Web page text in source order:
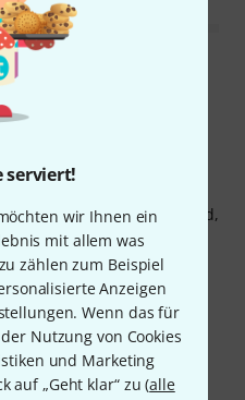
serviert!
wir Ihnen ein
mit allem was
zählen zum Beispiel
Anzeigen
Wenn das für
Nutzung von Cookies
und Marketing
auf „Geht klar“ zu (alle
um damit alte (Hollyw**d,
und für ein paar
sehr zufrieden
MELDEN